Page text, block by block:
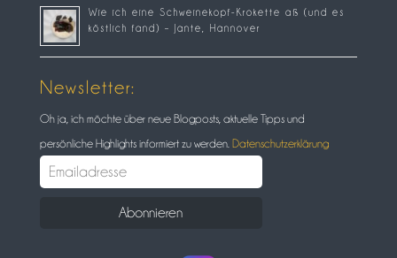
Wie ich eine Schweinekopf-Krokette aß (und es
köstlich fand) – Jante, Hannover
Newsletter:
Oh ja, ich möchte über neue Blogposts, aktuelle Tipps und
persönliche Highlights informiert zu werden. Datenschutzerklärung